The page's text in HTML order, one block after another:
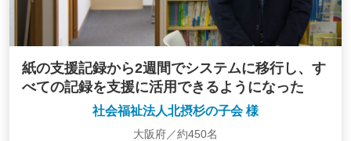
紙の支援記録から2週間でシステムに移行し、す
べての記録を支援に活用できるようになった
社会福祉法人北摂杉の子会 様
大阪府／約450名